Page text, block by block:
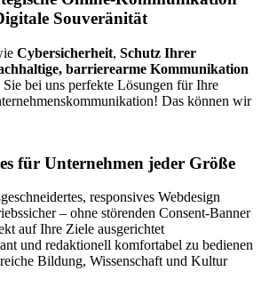
Souveränität
Cybersicherheit, Schutz Ihrer
barrierearme Kommunikation
bei uns perfekte Lösungen für Ihre
Das können wir
für Unternehmen jeder Größe
responsives Webdesign
– ohne störenden Consent-Banner
auf Ihre Ziele ausgerichtet
und redaktionell komfortabel zu bedienen
Bildung, Wissenschaft und Kultur